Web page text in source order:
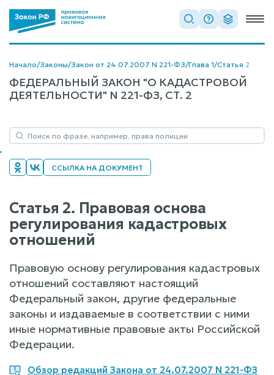
Начало/Законы/Закон от 24.07.2007 N 221-ФЗ/Глава 1/Статья 2
ФЕДЕРАЛЬНЫЙ ЗАКОН "О КАДАСТРОВОЙ
ДЕЯТЕЛЬНОСТИ" N 221-ФЗ, СТ. 2
ССЫЛКА НА ДОКУМЕНТ
Статья 2. Правовая основа
регулирования кадастровых
отношений
Правовую основу регулирования кадастровых
отношений составляют настоящий
Федеральный закон, другие федеральные
законы и издаваемые в соответствии с ними
иные нормативные правовые акты Российской
Федерации.
Обзор редакций Закона от 24.07.2007 N 221-ФЗ